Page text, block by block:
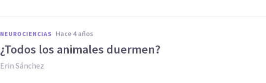
NEUROCIENCIAS hace 4 años
¿Todos los animales duermen?
Erin Sánchez